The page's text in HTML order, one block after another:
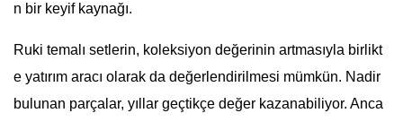
n bir keyif kaynağı.
Ruki temalı setlerin, koleksiyon değerinin artmasıyla birlikt
e yatırım aracı olarak da değerlendirilmesi mümkün. Nadir
bulunan parçalar, yıllar geçtikçe değer kazanabiliyor. Anca